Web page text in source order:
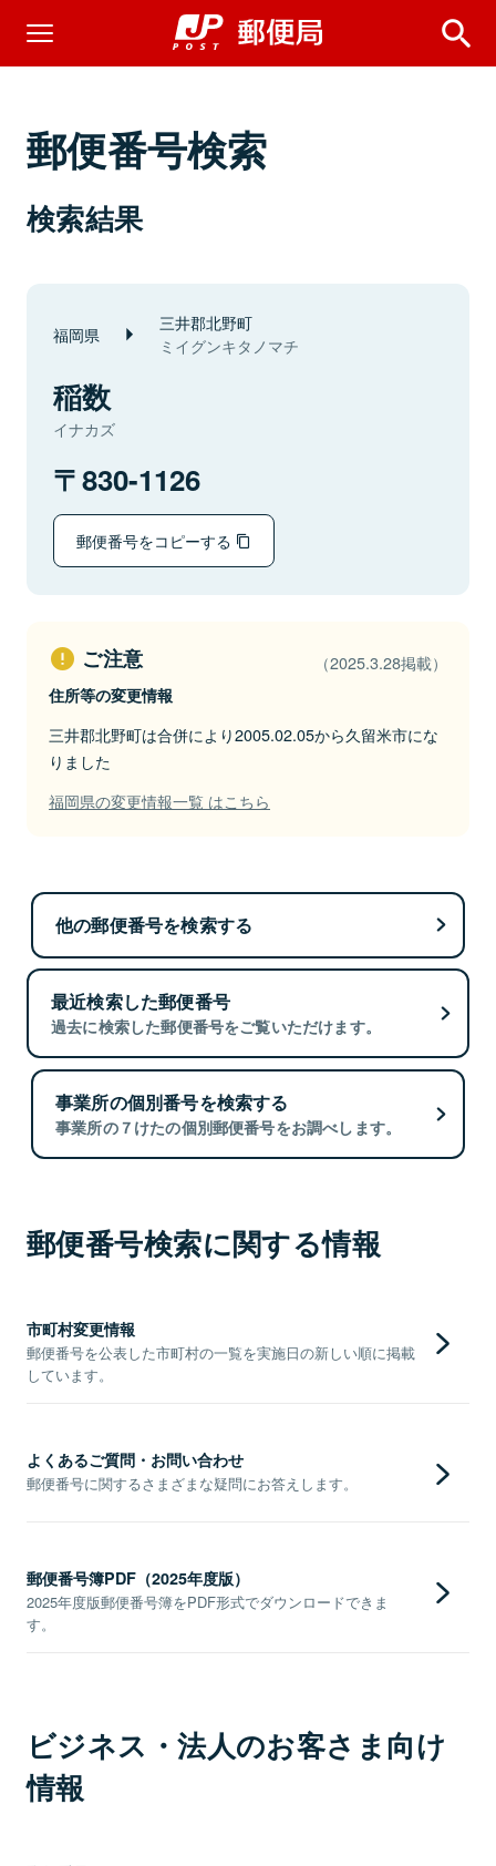
郵便番号検索
検索結果
福岡県 三井郡北野町
ミイグンキタノマチ
稲数
イナカズ
830-1126
郵便番号をコピーする
ご注意 （2025.3.28掲載）
住所等の変更情報
三井郡北野町は合併により2005.02.05から久留米市にな
りました
福岡県の変更情報一覧 はこちら
他の郵便番号を検索する
最近検索した郵便番号
過去に検索した郵便番号をご覧いただけます。
事業所の個別番号を検索する
事業所の７けたの個別郵便番号をお調べします。
郵便番号検索に関する情報
市町村変更情報
郵便番号を公表した市町村の一覧を実施日の新しい順に掲載
しています。
よくあるご質問・お問い合わせ
郵便番号に関するさまざまな疑問にお答えします。
郵便番号簿PDF（2025年度版）
2025年度版郵便番号簿をPDF形式でダウンロードできま
す。
ビジネス・法人のお客さま向け
情報